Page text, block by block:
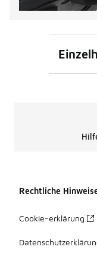
Rechtliche
Cookie-erklärung